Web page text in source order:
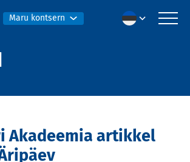
Maru kontsern
Akadeemia artikkel